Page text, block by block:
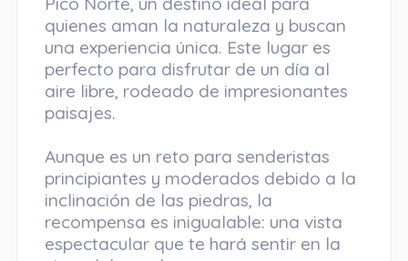
quienes aman la naturaleza y buscan
una experiencia única. Este lugar es
perfecto para disfrutar de un día al
aire libre, rodeado de impresionantes
paisajes.
Aunque es un reto para senderistas
principiantes y moderados debido a la
inclinación de las piedras, la
recompensa es inigualable: una vista
espectacular que te hará sentir en la